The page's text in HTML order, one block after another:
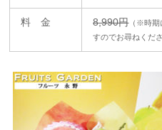
料 金 8,990円（※時期
すのでお尋ねくださ